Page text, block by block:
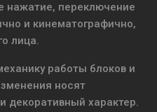
переключение
и кинематографично,
лица.
работы блоков и
носят
декоративный характер.